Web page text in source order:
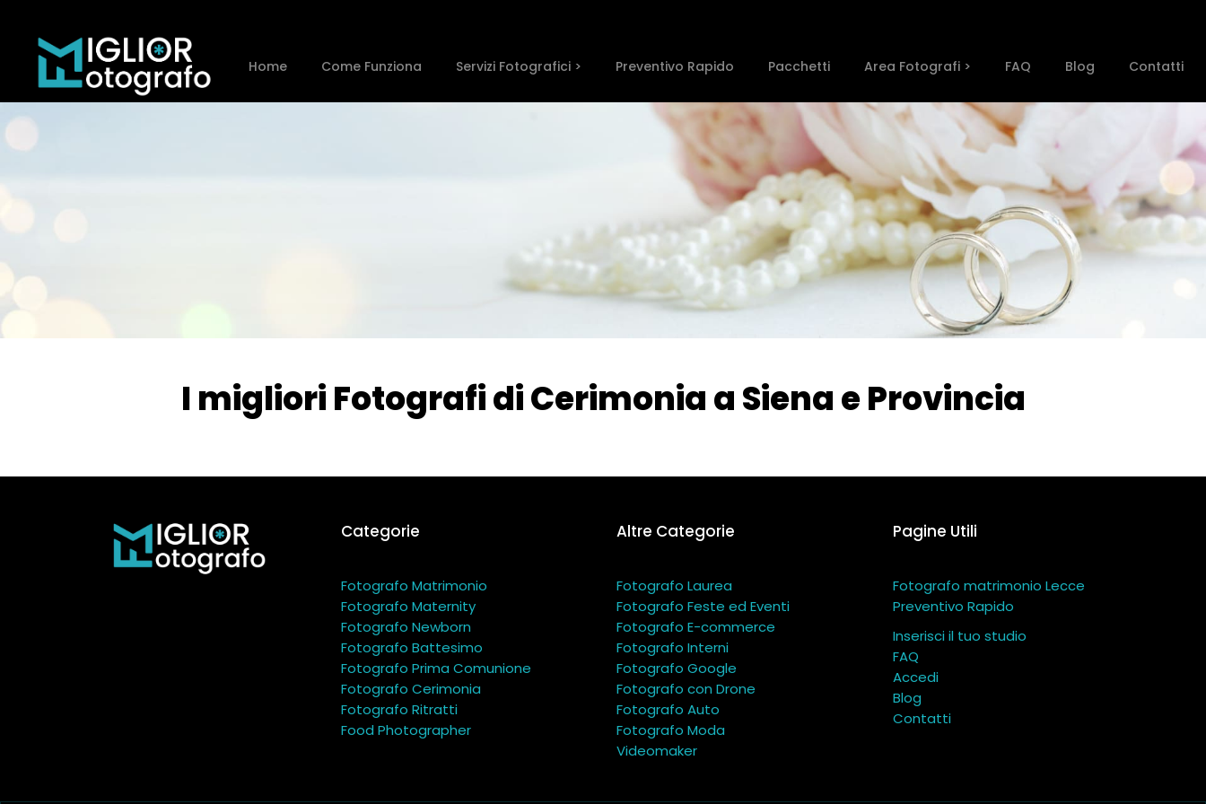
Home Come Funziona Servizi Fotografici > Preventivo Rapido Pacchetti Area Fotografi > FAQ Blog Contatti
I migliori Fotografi di Cerimonia a Siena e Provincia
Categorie
Fotografo Matrimonio
Fotografo Maternity
Fotografo Newborn
Fotografo Battesimo
Fotografo Prima Comunione
Fotografo Cerimonia
Fotografo Ritratti
Food Photographer
Altre Categorie
Fotografo Laurea
Fotografo Feste ed Eventi
Fotografo E-commerce
Fotografo Interni
Fotografo Google
Fotografo con Drone
Fotografo Auto
Fotografo Moda
Videomaker
Pagine Utili
Fotografo matrimonio Lecce
Preventivo Rapido
Inserisci il tuo studio
FAQ
Accedi
Blog
Contatti